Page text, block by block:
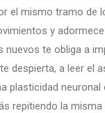
el mismo tramo de
y
nuevos te obliga a
despierta, a leer el
plasticidad neuronal
repitiendo la